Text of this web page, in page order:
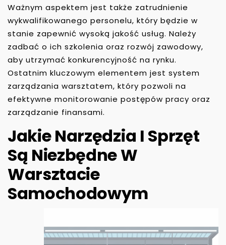
Ważnym aspektem jest także zatrudnienie
wykwalifikowanego personelu, który będzie w
stanie zapewnić wysoką jakość usług. Należy
zadbać o ich szkolenia oraz rozwój zawodowy,
aby utrzymać konkurencyjność na rynku.
Ostatnim kluczowym elementem jest system
zarządzania warsztatem, który pozwoli na
efektywne monitorowanie postępów pracy oraz
zarządzanie finansami.
Jakie Narzędzia I Sprzęt
Są Niezbędne W
Warsztacie
Samochodowym